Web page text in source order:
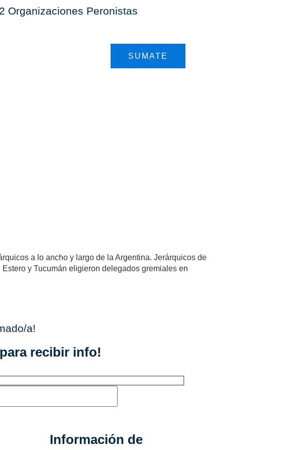
Organizaciones Peronistas
SUMATE
a lo ancho y largo de la Argentina. Jerárquicos de
y Tucumán eligieron delegados gremiales en
a!
recibir info!
Información de